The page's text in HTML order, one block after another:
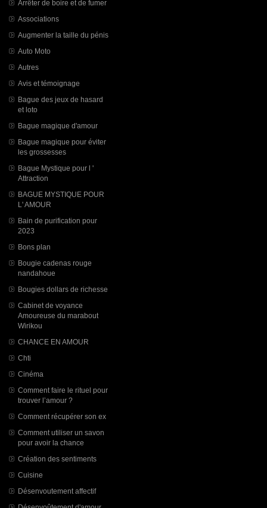
Arrêter de boire et de fumer
Associations
Augmenter la taille du pénis
Auto Moto
Autres
Avis et témoignage
Bague des jeux de hasard
et loto
Bague magique d'amour
Bague magique pour éviter
les grossesses
Bague Mystique pour l '
Attraction
BAGUE MYSTIQUE POUR
L' AMOUR
Bain de purification pour
2023
Bons plan
Bougie cadenas rouge
nandahoue
Bougies dollars de richesse
Cabinet de voyance
Amoureuse du marabout
Wirikou
CHANCE EN AMOUR
Chti
Cinéma
Comment faire le rituel pour
trouver l’amour ?
Comment récupérer son ex
Comment utiliser un savon
pour avoir la chance
Création des sentiments
Cuisine
Désenvoutement affectif